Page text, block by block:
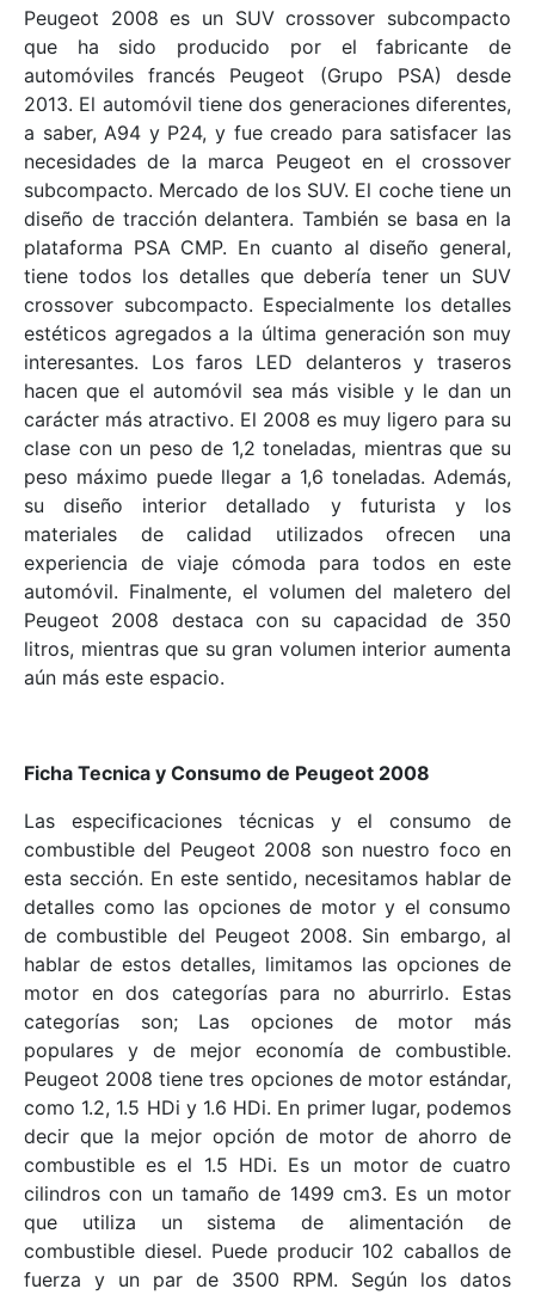
Peugeot 2008 es un SUV crossover subcompacto
que ha sido producido por el fabricante de
automóviles francés Peugeot (Grupo PSA) desde
2013. El automóvil tiene dos generaciones diferentes,
a saber, A94 y P24, y fue creado para satisfacer las
necesidades de la marca Peugeot en el crossover
subcompacto. Mercado de los SUV. El coche tiene un
diseño de tracción delantera. También se basa en la
plataforma PSA CMP. En cuanto al diseño general,
tiene todos los detalles que debería tener un SUV
crossover subcompacto. Especialmente los detalles
estéticos agregados a la última generación son muy
interesantes. Los faros LED delanteros y traseros
hacen que el automóvil sea más visible y le dan un
carácter más atractivo. El 2008 es muy ligero para su
clase con un peso de 1,2 toneladas, mientras que su
peso máximo puede llegar a 1,6 toneladas. Además,
su diseño interior detallado y futurista y los
materiales de calidad utilizados ofrecen una
experiencia de viaje cómoda para todos en este
automóvil. Finalmente, el volumen del maletero del
Peugeot 2008 destaca con su capacidad de 350
litros, mientras que su gran volumen interior aumenta
aún más este espacio.
Ficha Tecnica y Consumo de Peugeot 2008
Las especificaciones técnicas y el consumo de
combustible del Peugeot 2008 son nuestro foco en
esta sección. En este sentido, necesitamos hablar de
detalles como las opciones de motor y el consumo
de combustible del Peugeot 2008. Sin embargo, al
hablar de estos detalles, limitamos las opciones de
motor en dos categorías para no aburrirlo. Estas
categorías son; Las opciones de motor más
populares y de mejor economía de combustible.
Peugeot 2008 tiene tres opciones de motor estándar,
como 1.2, 1.5 HDi y 1.6 HDi. En primer lugar, podemos
decir que la mejor opción de motor de ahorro de
combustible es el 1.5 HDi. Es un motor de cuatro
cilindros con un tamaño de 1499 cm3. Es un motor
que utiliza un sistema de alimentación de
combustible diesel. Puede producir 102 caballos de
fuerza y ​​un par de 3500 RPM. Según los datos